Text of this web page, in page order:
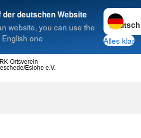
deutschen Website
website, you can use the
one
Sprache
Alles klar
Eslohe e.V.
Ortsverein
Suche